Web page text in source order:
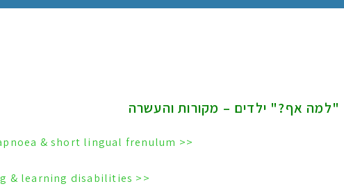
"למה אף?" ילדים – מקורות והעשרה
<< Pediatric sleep apnoea & short lingual frenulum
<< Children, snoring & learning disabilities